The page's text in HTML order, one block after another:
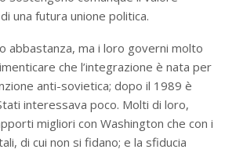
una futura unione politica.
abbastanza, ma i loro governi molto
che l’integrazione è nata per
anti-sovietica; dopo il 1989 è
interessava poco. Molti di loro,
migliori con Washington che con i
di cui non si fidano; e la sfiducia